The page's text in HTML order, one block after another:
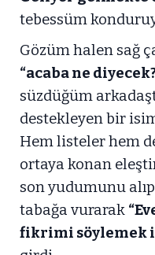
tebessüm
Gözüm halen sağ
“acaba ne
süzdüğüm
destekleyen bir
Hem listeler hem
ortaya konan
son yudumunu
tabağa vurarak
fikrimi söylemek